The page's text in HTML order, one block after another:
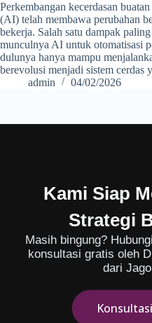
Perkembangan kecerdasan
(AI) telah membawa perubahan
bekerja. Salah satu dampak
munculnya AI untuk otomatisasi
dulunya hanya mampu
berevolusi menjadi sistem cerdas
admin
04/02/2026
Kami Siap
Strategi
Masih bingung?
konsultasi gratis oleh
dari